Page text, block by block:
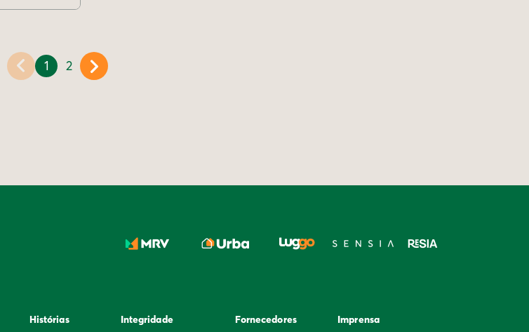
1 2
Histórias Integridade Fornecedores Imprensa